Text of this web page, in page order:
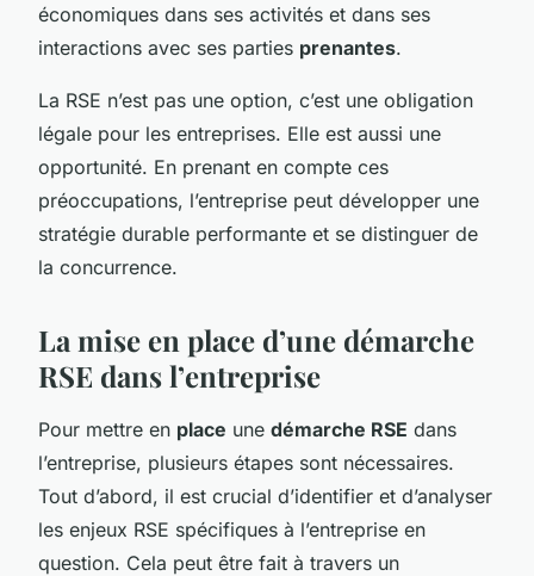
économiques dans ses activités et dans ses
interactions avec ses parties prenantes.
La RSE n’est pas une option, c’est une obligation
légale pour les entreprises. Elle est aussi une
opportunité. En prenant en compte ces
préoccupations, l’entreprise peut développer une
stratégie durable performante et se distinguer de
la concurrence.
La mise en place d’une démarche
RSE dans l’entreprise
Pour mettre en place une démarche RSE dans
l’entreprise, plusieurs étapes sont nécessaires.
Tout d’abord, il est crucial d’identifier et d’analyser
les enjeux RSE spécifiques à l’entreprise en
question. Cela peut être fait à travers un